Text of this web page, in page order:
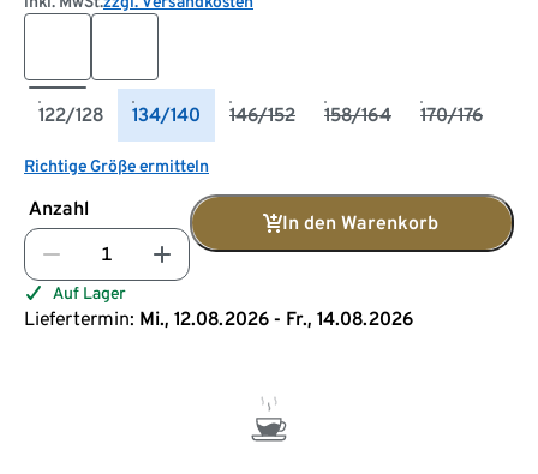
122/128 134/140 146/152 158/164 170/176
Richtige Größe ermitteln
Anzahl
In den Warenkorb
Auf Lager
Liefertermin: Mi., 12.08.2026 - Fr., 14.08.2026